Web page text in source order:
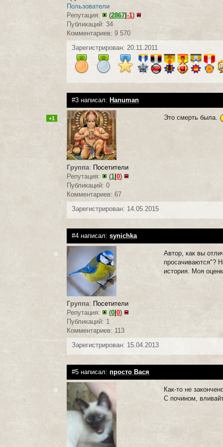
Пользователи
Репутация:
(2867 |-1)
Публикаций: 34
Комментариев: 9 570
Зарегистрирован: 20.11.2011
#3 написал: Hanuman
+1
Группа: Посетители
Репутация:
(1 |0)
Публикаций: 0
Комментариев: 67
Это смерть была.
Зарегистрирован: 14.05.2015
#4 написал:synichka
0
Группа: Посетители
Репутация:
(0 |0)
Публикаций: 1
Комментариев: 113
Автор, как вы
просачиваются"?
история. Моя
Зарегистрирован: 15.04.2013
#5 написал:просто Вася
0
Как-то не
С почином,